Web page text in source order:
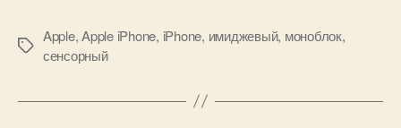
Метки
Apple,Apple iPhone, iPhone, имиджевый, моноблок,
сенсорный